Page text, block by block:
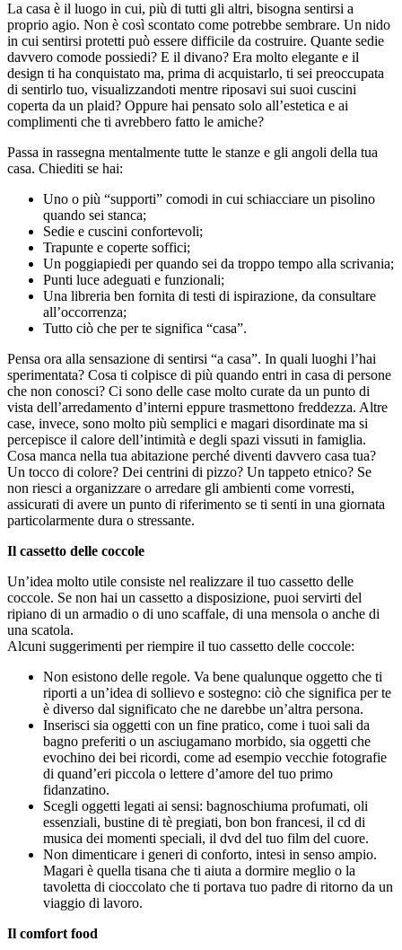
La casa è il luogo in cui, più di tutti gli altri, bisogna sentirsi a
proprio agio. Non è così scontato come potrebbe sembrare. Un nido
in cui sentirsi protetti può essere difficile da costruire. Quante sedie
davvero comode possiedi? E il divano? Era molto elegante e il
design ti ha conquistato ma, prima di acquistarlo, ti sei preoccupata
di sentirlo tuo, visualizzandoti mentre riposavi sui suoi cuscini
coperta da un plaid? Oppure hai pensato solo all’estetica e ai
complimenti che ti avrebbero fatto le amiche?
Passa in rassegna mentalmente tutte le stanze e gli angoli della tua
casa. Chiediti se hai:
Uno o più “supporti” comodi in cui schiacciare un pisolino
quando sei stanca;
Sedie e cuscini confortevoli;
Trapunte e coperte soffici;
Un poggiapiedi per quando sei da troppo tempo alla scrivania;
Punti luce adeguati e funzionali;
Una libreria ben fornita di testi di ispirazione, da consultare
all’occorrenza;
Tutto ciò che per te significa “casa”.
Pensa ora alla sensazione di sentirsi “a casa”. In quali luoghi l’hai
sperimentata? Cosa ti colpisce di più quando entri in casa di persone
che non conosci? Ci sono delle case molto curate da un punto di
vista dell’arredamento d’interni eppure trasmettono freddezza. Altre
case, invece, sono molto più semplici e magari disordinate ma si
percepisce il calore dell’intimità e degli spazi vissuti in famiglia.
Cosa manca nella tua abitazione perché diventi davvero casa tua?
Un tocco di colore? Dei centrini di pizzo? Un tappeto etnico? Se
non riesci a organizzare o arredare gli ambienti come vorresti,
assicurati di avere un punto di riferimento se ti senti in una giornata
particolarmente dura o stressante.
Il cassetto delle coccole
Un’idea molto utile consiste nel realizzare il tuo cassetto delle
coccole. Se non hai un cassetto a disposizione, puoi servirti del
ripiano di un armadio o di uno scaffale, di una mensola o anche di
una scatola.
Alcuni suggerimenti per riempire il tuo cassetto delle coccole:
Non esistono delle regole. Va bene qualunque oggetto che ti
riporti a un’idea di sollievo e sostegno: ciò che significa per te
è diverso dal significato che ne darebbe un’altra persona.
Inserisci sia oggetti con un fine pratico, come i tuoi sali da
bagno preferiti o un asciugamano morbido, sia oggetti che
evochino dei bei ricordi, come ad esempio vecchie fotografie
di quand’eri piccola o lettere d’amore del tuo primo
fidanzatino.
Scegli oggetti legati ai sensi: bagnoschiuma profumati, oli
essenziali, bustine di tè pregiati, bon bon francesi, il cd di
musica dei momenti speciali, il dvd del tuo film del cuore.
Non dimenticare i generi di conforto, intesi in senso ampio.
Magari è quella tisana che ti aiuta a dormire meglio o la
tavoletta di cioccolato che ti portava tuo padre di ritorno da un
viaggio di lavoro.
Il comfort food